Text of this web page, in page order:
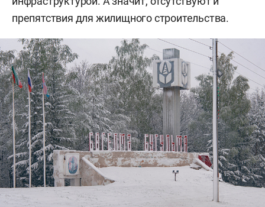
препятствия для жилищного строительства.